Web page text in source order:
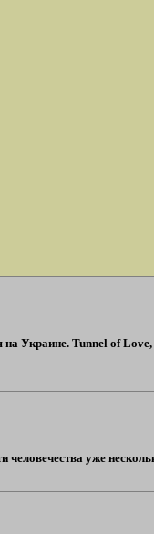
на Украине. Tunnel of
человечества уже